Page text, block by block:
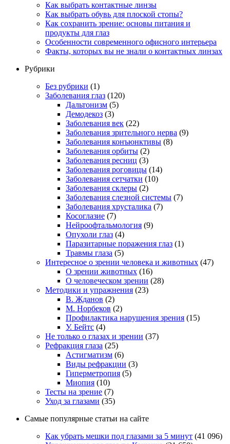
Как выбрать контактные линзы
Как выбрать обувь для плоской стопы?
Как сохранить зрение: основы питания и
продукты для глаз
Особенности современного офисного интерьера
Факты, которых вы не знали о контактных линзах
Рубрики
Без рубрики (1)
Заболевания глаз (120)
Дальтонизм (5)
Демодекоз (3)
Заболевания век (22)
Заболевания зрительного нерва (9)
Заболевания конъюнктивы (8)
Заболевания орбиты (2)
Заболевания ресниц (3)
Заболевания роговицы (14)
Заболевания сетчатки (10)
Заболевания склеры (2)
Заболевания слезной системы (7)
Заболевания хрусталика (7)
Косоглазие (7)
Нейроофтальмология (9)
Опухоли глаз (4)
Паразитарные поражения глаз (1)
Травмы глаза (5)
Интересное о зрении человека и животных (47)
О зрении животных (16)
О человеческом зрении (28)
Методики и упражнения (23)
В. Жданов (2)
М. Норбеков (2)
Профилактика нарушения зрения (15)
У. Бейтс (4)
Не только о глазах и зрении (37)
Рефракция глаза (25)
Астигматизм (6)
Виды рефракции (3)
Гиперметропия (5)
Миопия (10)
Тесты на зрение (7)
Уход за глазами (35)
Самые популярные статьи на сайте
Как убрать мешки под глазами за 5 минут (41 096)